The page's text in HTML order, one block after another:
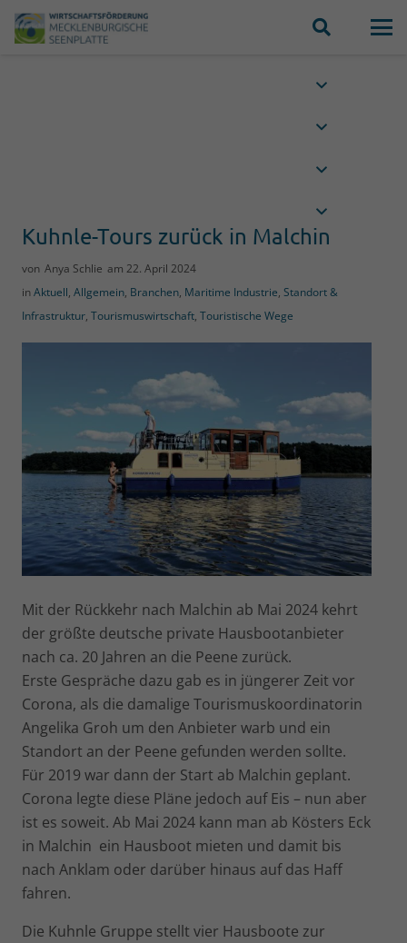
Kuhnle-Tours zurück in Malchin
von Anya Schlie am 22. April 2024
inAktuell, Allgemein, Branchen, Maritime Industrie, Standort &
Infrastruktur, Tourismuswirtschaft, Touristische Wege
Mit der Rückkehr nach Malchin ab Mai 2024 kehrt
der größte deutsche private Hausbootanbieter
nach ca. 20 Jahren an die Peene zurück.
Erste Gespräche dazu gab es in jüngerer Zeit vor
Corona, als die damalige Tourismuskoordinatorin
Angelika Groh um den Anbieter warb und ein
Standort an der Peene gefunden werden sollte.
Für 2019 war dann der Start ab Malchin geplant.
Corona legte diese Pläne jedoch auf Eis – nun aber
ist es soweit. Ab Mai 2024 kann man ab Kösters Eck
in Malchin ein Hausboot mieten und damit bis
nach Anklam oder darüber hinaus auf das Haff
fahren.
Die Kuhnle Gruppe stellt vier Hausboote zur